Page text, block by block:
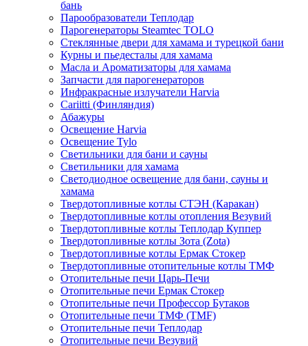
бань
Парообразователи Теплодар
Парогенераторы Steamtec TOLO
Стеклянные двери для хамама и турецкой бани
Курны и пьедесталы для хамама
Масла и Ароматизаторы для хамама
Запчасти для парогенераторов
Инфракрасные излучатели Harvia
Cariitti (Финляндия)
Абажуры
Освещение Harvia
Освещение Tylo
Светильники для бани и сауны
Светильники для хамама
Светодиодное освещение для бани, сауны и
хамама
Твердотопливные котлы СТЭН (Каракан)
Твердотопливные котлы отопления Везувий
Твердотопливные котлы Теплодар Куппер
Твердотопливные котлы Зота (Zota)
Твердотопливные котлы Ермак Стокер
Твердотопливные отопительные котлы ТМФ
Отопительные печи Царь-Печи
Отопительные печи Ермак Стокер
Отопительные печи Профессор Бутаков
Отопительные печи ТМФ (TMF)
Отопительные печи Теплодар
Отопительные печи Везувий